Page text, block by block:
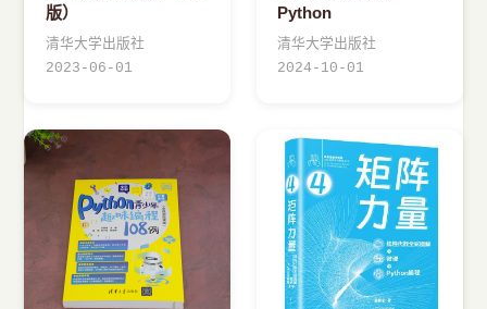
版）
清华大学出版社
2023-06-01
Python
清华大学出版社
2024-10-01